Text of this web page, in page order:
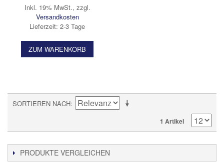
Inkl. 19% MwSt., zzgl.
Versandkosten
Lieferzeit: 2-3 Tage
ZUM WARENKORB
SORTIEREN NACH
1 Artikel
PRODUKTE VERGLEICHEN